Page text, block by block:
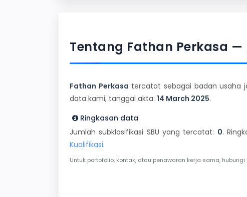
Tentang Fathan Perkasa
Fathan Perkasa tercatat sebagai badan usaha
data kami, tanggal akta: 14 March 2025.
Ringkasan data
Jumlah subklasifikasi SBU yang tercatat: 0.
Kualifikasi.
Untuk portofolio, kontak, atau penawaran kerja sama,